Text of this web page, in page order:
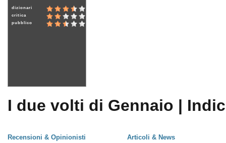
dizionari
critica
pubblico
I due volti di Gennaio |
Recensioni & Opinionisti
Articoli & News